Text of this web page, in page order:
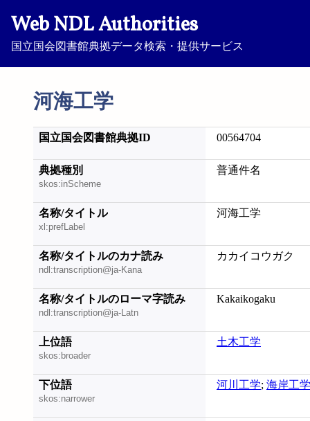
Web NDL Authorities
国立国会図書館典拠データ検索・提供サービス
河海工学
国立国会図書館典拠ID 00564704
典拠種別
skos:inScheme
普通件名
名称/タイトル
xl:prefLabel
河海工学
名称/タイトルのカナ読み
ndl:transcription@ja-Kana
カカイコウガク
名称/タイトルのローマ字読み
ndl:transcription@ja-Latn
Kakaikogaku
上位語
skos:broader
土木工学
下位語
skos:narrower
河川工学; 海岸工学